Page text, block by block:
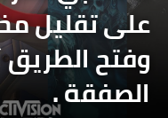
على تقليل
وفتح الطريق
الصفقة .